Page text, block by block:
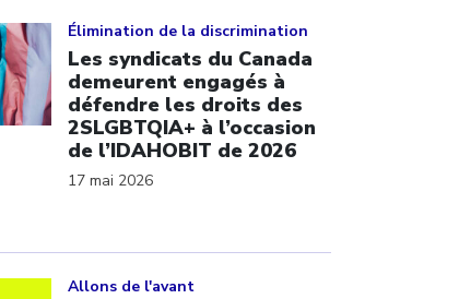
Élimination de la discrimination
Les syndicats du Canada
demeurent engagés à
défendre les droits des
2SLGBTQIA+ à l’occasion
de l’IDAHOBIT de 2026
17 mai 2026
Allons de l'avant